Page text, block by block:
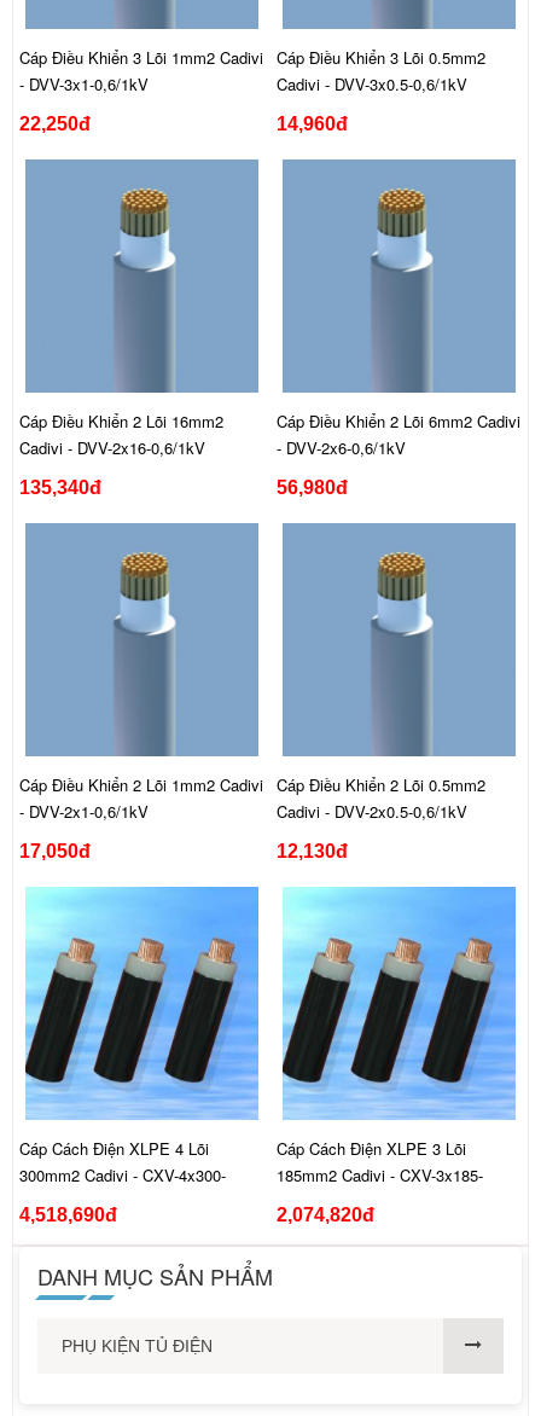
Cáp Điều Khiển 3 Lõi 1mm2 Cadivi
- DVV-3x1-0,6/1kV
22,250đ
Cáp Điều Khiển 3 Lõi 0.5mm2
Cadivi - DVV-3x0.5-0,6/1kV
14,960đ
Cáp Điều Khiển 2 Lõi 16mm2
Cadivi - DVV-2x16-0,6/1kV
135,340đ
Cáp Điều Khiển 2 Lõi 6mm2 Cadivi
- DVV-2x6-0,6/1kV
56,980đ
Cáp Điều Khiển 2 Lõi 1mm2 Cadivi
- DVV-2x1-0,6/1kV
17,050đ
Cáp Điều Khiển 2 Lõi 0.5mm2
Cadivi - DVV-2x0.5-0,6/1kV
12,130đ
Cáp Cách Điện XLPE 4 Lõi
300mm2 Cadivi - CXV-4x300-
0,6/1kV
4,518,690đ
Cáp Cách Điện XLPE 3 Lõi
185mm2 Cadivi - CXV-3x185-
0,6/1kV
2,074,820đ
DANH MỤC SẢN PHẨM
PHỤ KIỆN TỦ ĐIỆN